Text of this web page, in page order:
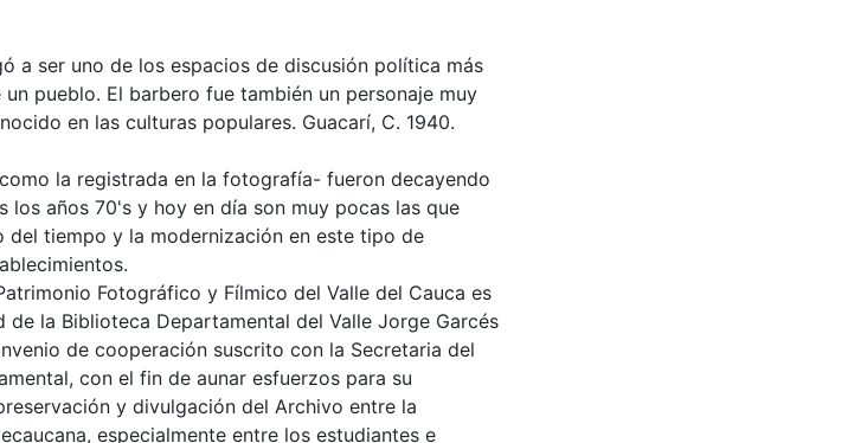
a ser uno de los espacios de discusión política más
pueblo. El barbero fue también un personaje muy
en las culturas populares. Guacarí, C. 1940.
la registrada en la fotografía- fueron decayendo
los años 70's y hoy en día son muy pocas las que
del tiempo y la modernización en este tipo de
Fotográfico y Fílmico del Valle del Cauca es
de la Biblioteca Departamental del Valle Jorge Garcés
de cooperación suscrito con la Secretaria del
con el fin de aunar esfuerzos para su
y divulgación del Archivo entre la
especialmente entre los estudiantes e